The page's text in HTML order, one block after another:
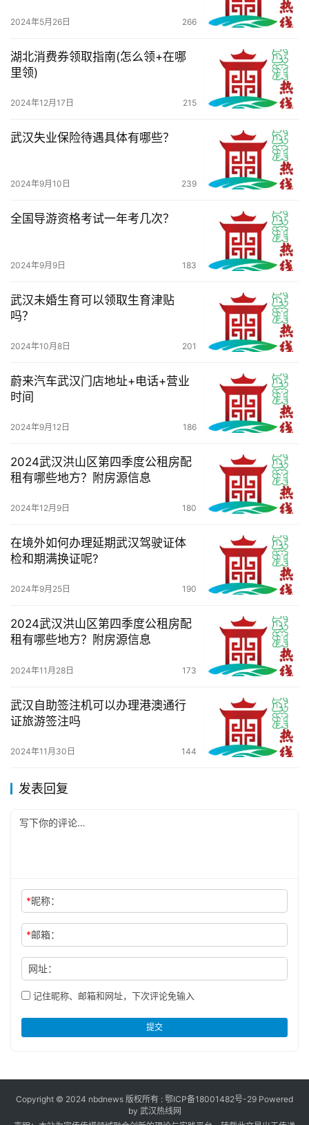
察
于
们
务
航
2024年5月26日 266
湖北消费券领取指南(怎么领+在哪
里领)
2024年12月17日 215
武汉失业保险待遇具体有哪些？
2024年9月10日 239
全国导游资格考试一年考几次？
2024年9月9日 183
武汉未婚生育可以领取生育津贴
吗？
2024年10月8日 201
蔚来汽车武汉门店地址+电话+营业
时间
2024年9月12日 186
2024武汉洪山区第四季度公租房配
租有哪些地方？附房源信息
2024年12月9日 180
在境外如何办理延期武汉驾驶证体
检和期满换证呢?
2024年9月25日 190
2024武汉洪山区第四季度公租房配
租有哪些地方？附房源信息
2024年11月28日 173
武汉自助签注机可以办理港澳通行
证旅游签注吗
2024年11月30日 144
发表回复
*昵称：
*邮箱：
网址：
记住昵称、邮箱和网址，下次评论免输入
提交
Copyright © 2024 nbdnews 版权所有 : 鄂ICP备18001482号-29 Powered
by 武汉热线网